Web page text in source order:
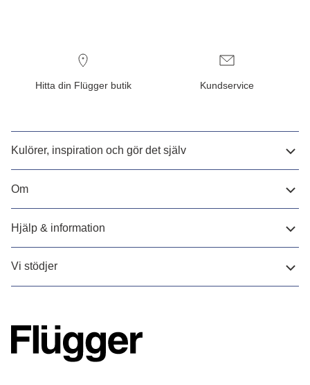
Hitta din Flügger butik Kundservice
Kulörer, inspiration och gör det själv
Om
Hjälp & information
Vi stödjer